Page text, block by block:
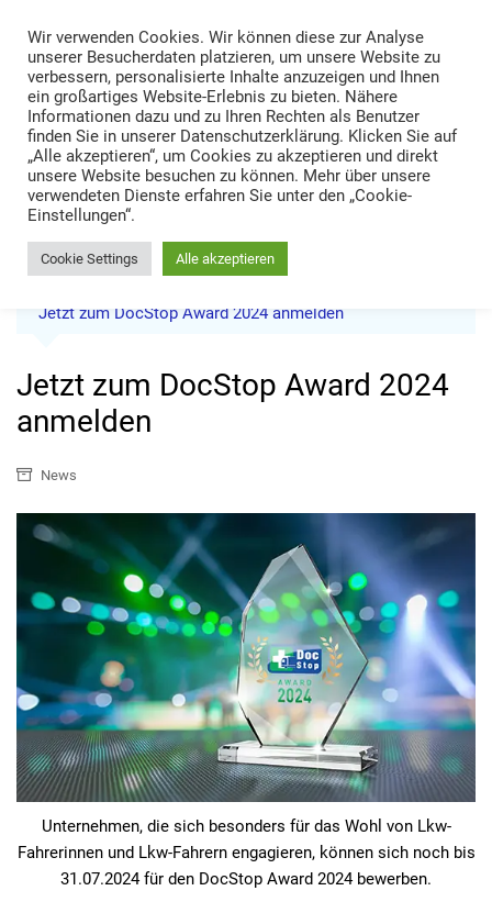
content
TRANS LOGISTIK NEWS
Technik • Kompetenz • Management
Jetzt zum DocStop Award 2024 anmelden
Jetzt zum DocStop Award 2024
anmelden
News
Unternehmen, die sich besonders für das Wohl von Lkw-
Fahrerinnen und Lkw-Fahrern engagieren, können sich noch bis
31.07.2024 für den DocStop Award 2024 bewerben.
Wir verwenden Cookies. Wir können diese zur Analyse
unserer Besucherdaten platzieren, um unsere Website zu
verbessern, personalisierte Inhalte anzuzeigen und Ihnen
ein großartiges Website-Erlebnis zu bieten. Nähere
Informationen dazu und zu Ihren Rechten als Benutzer
finden Sie in unserer Datenschutzerklärung. Klicken Sie auf
„Alle akzeptieren“, um Cookies zu akzeptieren und direkt
unsere Website besuchen zu können. Mehr über unsere
verwendeten Dienste erfahren Sie unter den „Cookie-
Einstellungen“.
Cookie Settings Alle akzeptieren